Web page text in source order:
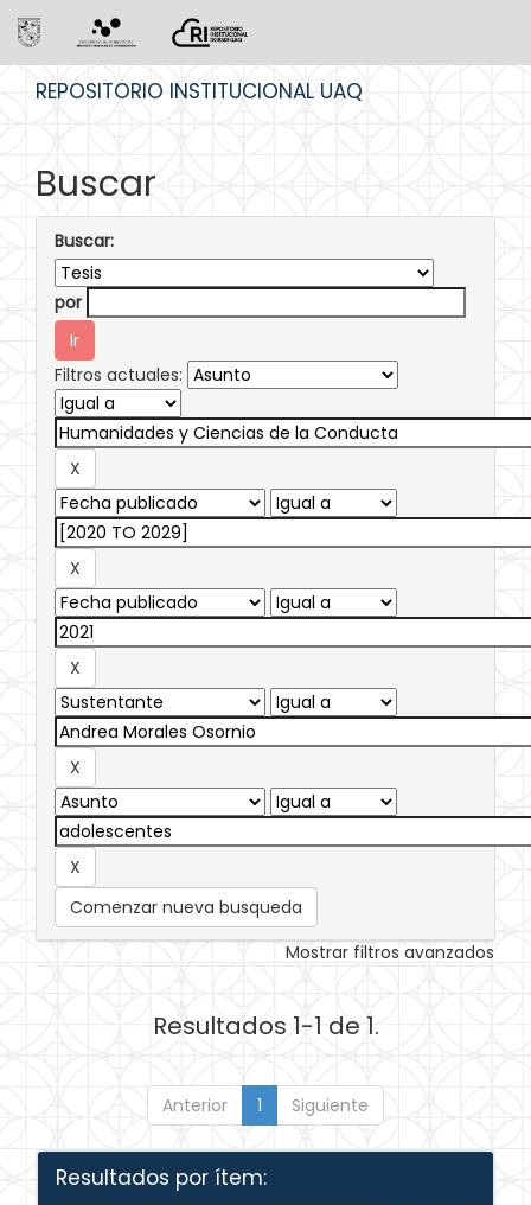
REPOSITORIO INSTITUCIONAL UAQ
Buscar
Buscar:
por
Filtros actuales:
Comenzar nueva busqueda
Mostrar filtros avanzados
Resultados 1-1 de 1.
Anterior 1 Siguiente
Resultados por ítem: